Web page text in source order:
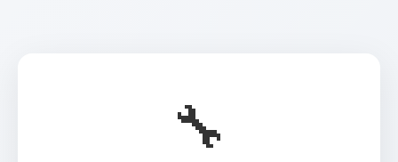
🔧